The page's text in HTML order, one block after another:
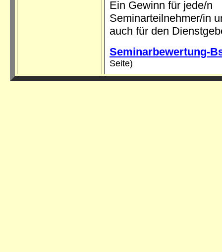
Ein Gewinn für jede/n
Seminarteilnehmer/in
auch für den
Seminarbewertung-
Seite)